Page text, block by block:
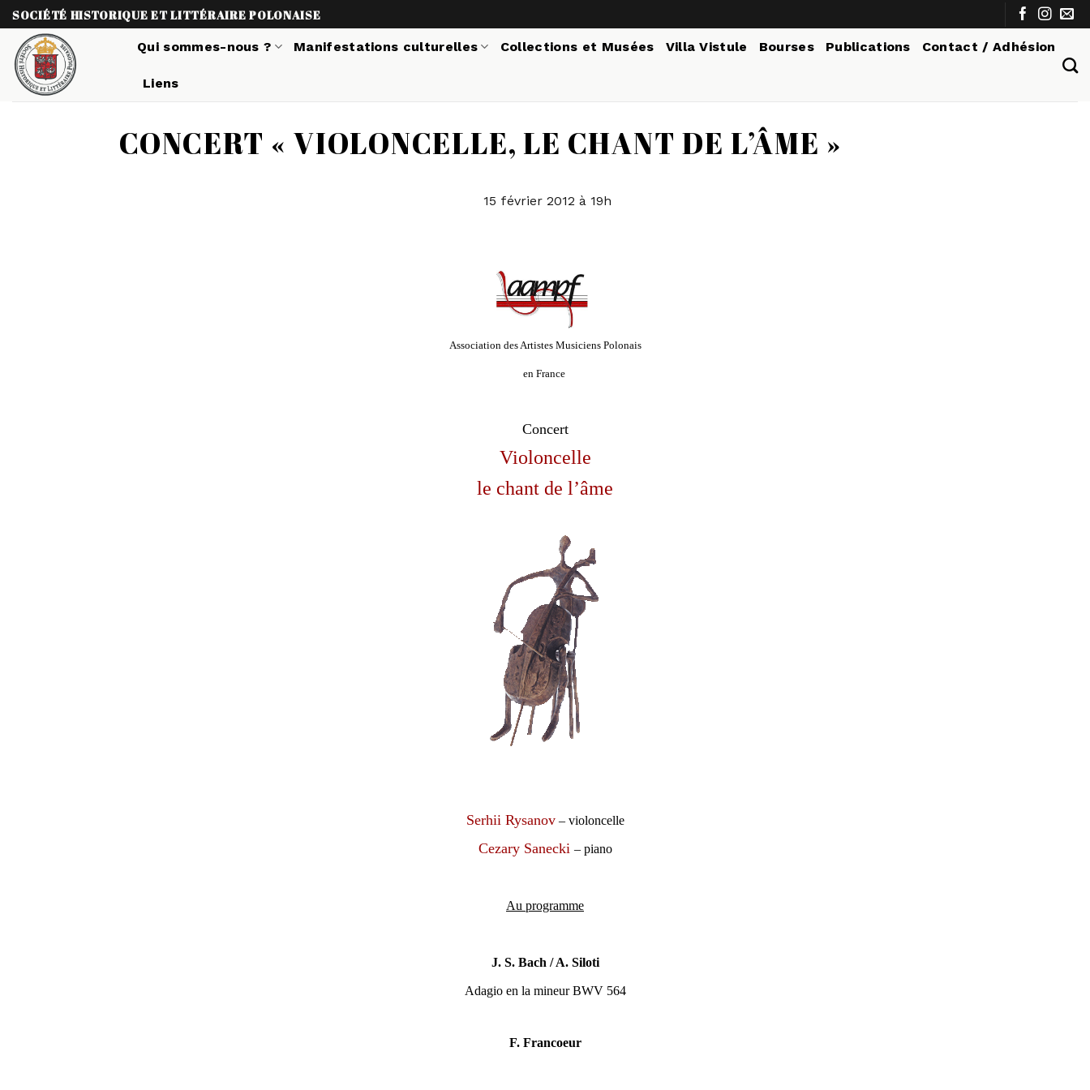
Skip
content
SOCIÉTÉ HISTORIQUE ET LITTÉRAIRE POLONAISE
Qui sommes-nous ? Manifestations culturelles Collections et Musées Villa Vistule Bourses Publications Contact / Adhésion
Liens
CONCERT « VIOLONCELLE, LE CHANT DE L’ÂME »
15 février 2012 à 19h
Association des Artistes Musiciens Polonais
en France
Concert
Violoncelle
le chant de l’âme
Serhii Rysanov – violoncelle
Cezary Sanecki – piano
Au programme
J. S. Bach / A. Siloti
Adagio en la mineur BWV 564
F. Francoeur